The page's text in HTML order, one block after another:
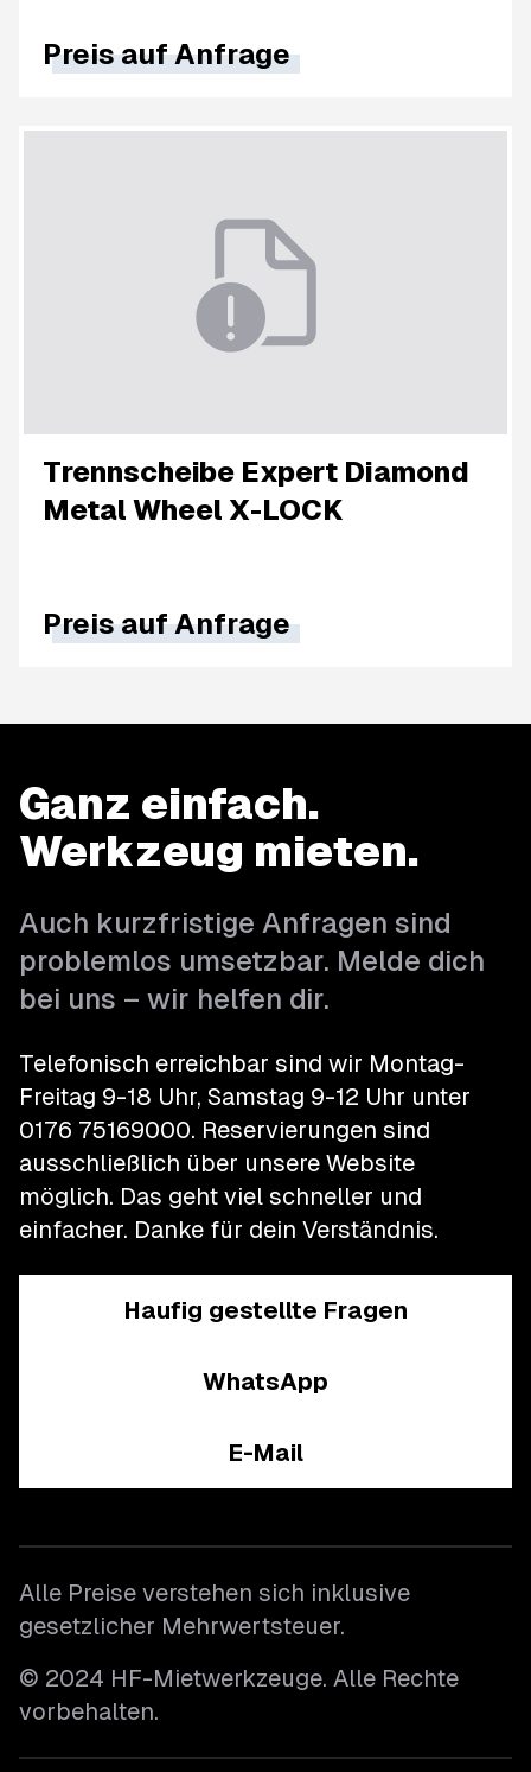
Preis auf Anfrage
Trennscheibe Expert Diamond
Metal Wheel X-LOCK
Preis auf Anfrage
Ganz einfach.
Werkzeug mieten.
Auch kurzfristige Anfragen sind
problemlos umsetzbar. Melde dich
bei uns – wir helfen dir.
Telefonisch erreichbar sind wir Montag-
Freitag 9-18 Uhr, Samstag 9-12 Uhr unter
0176 75169000. Reservierungen sind
ausschließlich über unsere Website
möglich. Das geht viel schneller und
einfacher. Danke für dein Verständnis.
Haufig gestellte Fragen
WhatsApp
E-Mail
Alle Preise verstehen sich inklusive
gesetzlicher Mehrwertsteuer.
© 2024 HF-Mietwerkzeuge. Alle Rechte
vorbehalten.